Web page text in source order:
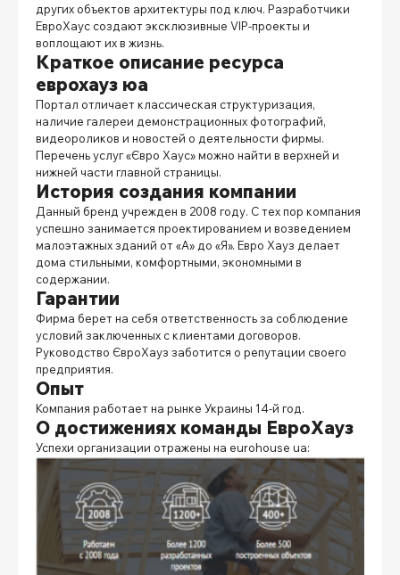
других объектов архитектуры под ключ. Разработчики
ЕвроХаус создают эксклюзивные VIP-проекты и
воплощают их в жизнь.
Краткое описание ресурса
еврохауз юа
Портал отличает классическая структуризация,
наличие галереи демонстрационных фотографий,
видеороликов и новостей о деятельности фирмы.
Перечень услуг «Євро Хаус» можно найти в верхней и
нижней части главной страницы.
История создания компании
Данный бренд учрежден в 2008 году. С тех пор компания
успешно занимается проектированием и возведением
малоэтажных зданий от «А» до «Я». Евро Хауз делает
дома стильными, комфортными, экономными в
содержании.
Гарантии
Фирма берет на себя ответственность за соблюдение
условий заключенных с клиентами договоров.
Руководство ЄвроХауз заботится о репутации своего
предприятия.
Опыт
Компания работает на рынке Украины 14-й год.
О достижениях команды ЕвроХауз
Успехи организации отражены на eurohouse ua: